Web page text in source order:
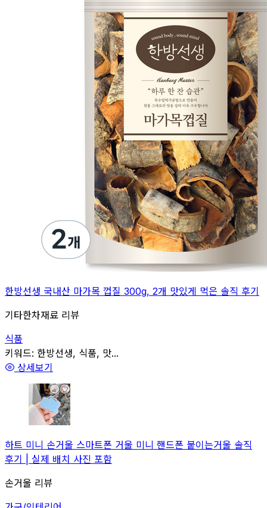
한방선생 국내산 마가목 껍질 300g, 2개 맛있게 먹은 솔직 후기
기타한차재료 리뷰
식품
관련
키워드: 한방선생, 식품, 맛...
상세보기
하트 미니 손거울 스마트폰 거울 미니 핸드폰 붙이는거울 솔직
후기 | 실제 배치 사진 포함
손거울 리뷰